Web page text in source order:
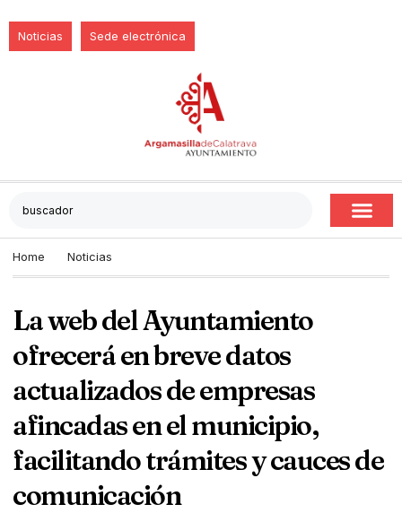
Noticias Sede electrónica
Home Noticias
La web del Ayuntamiento
ofrecerá en breve datos
actualizados de empresas
afincadas en el municipio,
facilitando trámites y cauces de
comunicación